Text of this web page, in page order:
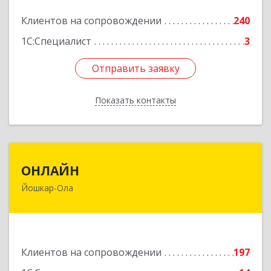
Клиентов на сопровождении
240
1С:Специалист
3
Отправить заявку
Показать контакты
Отправить заявку
Назад
ОНЛАЙН
Йошкар-Ола
Клиентов на сопровождении
197
424000, Марий Эл Респ, Йошкар-Ола г,